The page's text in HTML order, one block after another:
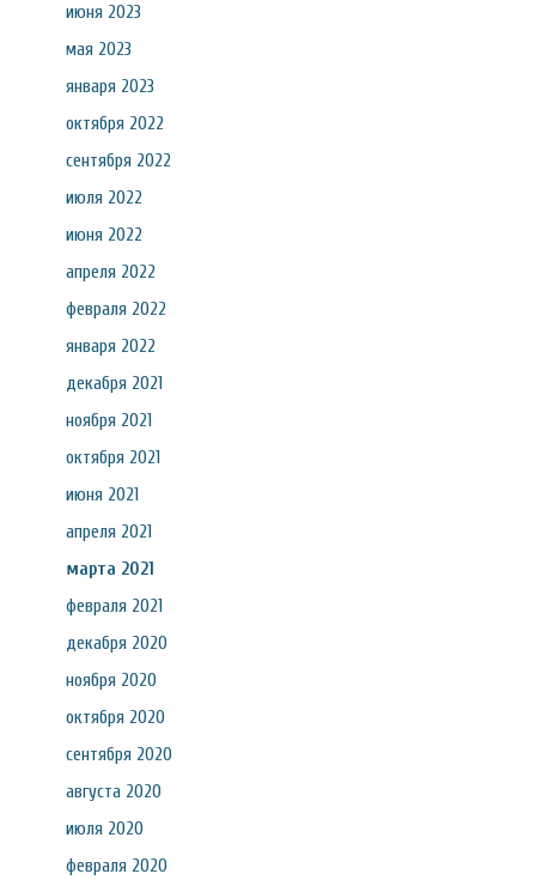
июня 2023
мая 2023
января 2023
октября 2022
сентября 2022
июля 2022
июня 2022
апреля 2022
февраля 2022
января 2022
декабря 2021
ноября 2021
октября 2021
июня 2021
апреля 2021
марта 2021
февраля 2021
декабря 2020
ноября 2020
октября 2020
сентября 2020
августа 2020
июля 2020
февраля 2020